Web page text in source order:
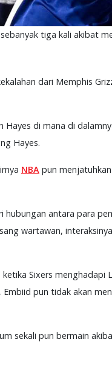
tiga kali akibat
dari Memphis
di mana di
Hayes.
NBA pun
antara para
wartawan,
Sixers menghadapi
pun tidak akan
sekali pun bermain